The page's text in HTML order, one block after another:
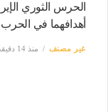
الحرس الثوري
أهدافهما في الحرب
غير مصنف منذ 14 دقيقة